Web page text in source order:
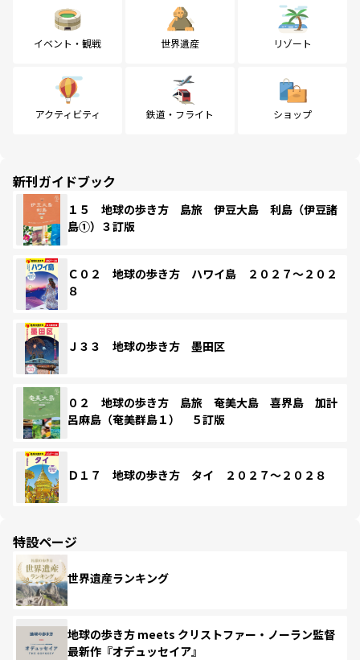
イベント・観戦 世界遺産 リゾート
アクティビティ 鉄道・フライト ショップ
新刊ガイドブック
１５ 地球の歩き方 島旅 伊豆大島 利島（伊豆諸
島①）３訂版
Ｃ０２ 地球の歩き方 ハワイ島 ２０２７～２０２
８
Ｊ３３ 地球の歩き方 墨田区
０２ 地球の歩き方 島旅 奄美大島 喜界島 加計
呂麻島（奄美群島１） ５訂版
Ｄ１７ 地球の歩き方 タイ ２０２７～２０２８
特設ページ
世界遺産ランキング
地球の歩き方 meets クリストファー・ノーラン監督
最新作『オデュッセイア』